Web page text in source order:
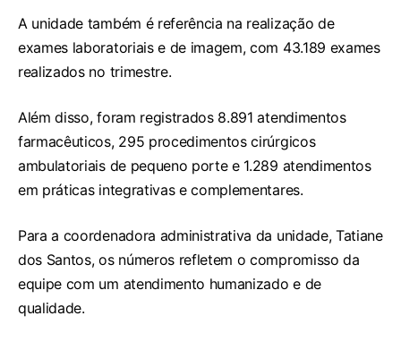
A unidade também é referência na realização de
exames laboratoriais e de imagem, com 43.189 exames
realizados no trimestre.
Além disso, foram registrados 8.891 atendimentos
farmacêuticos, 295 procedimentos cirúrgicos
ambulatoriais de pequeno porte e 1.289 atendimentos
em práticas integrativas e complementares.
Para a coordenadora administrativa da unidade, Tatiane
dos Santos, os números refletem o compromisso da
equipe com um atendimento humanizado e de
qualidade.